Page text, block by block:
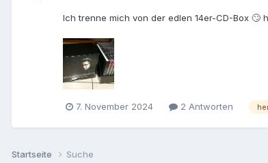
Ich trenne mich von der edlen 14er-CD-Box 🙄
7. November 2024 2 Antworten
Startseite Suche